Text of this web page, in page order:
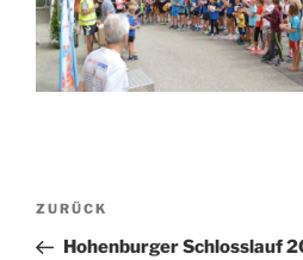
Beitragsnavigation
Vorheriger
Beitrag
ZURÜCK
Hohenburger Schlosslauf